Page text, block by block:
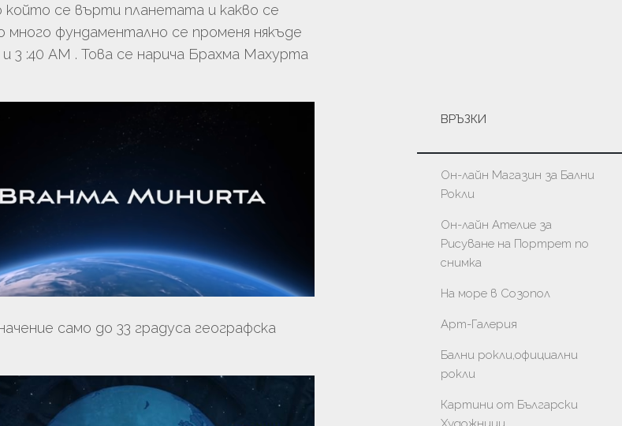
който се върти планетата и какво се
много фундаментално се променя някъде
3 :40 АМ . Това се нарича Брахма Махурта
само до 33 градуса географска
ВРЪЗКИ
Он-лайн Магазин за Бални
Рокли
Он-лайн Ателие за
Рисуване на Портрет по
снимка
На море в Созопол
Арт-Галерия
Бални рокли,официални
рокли
Картини от Български